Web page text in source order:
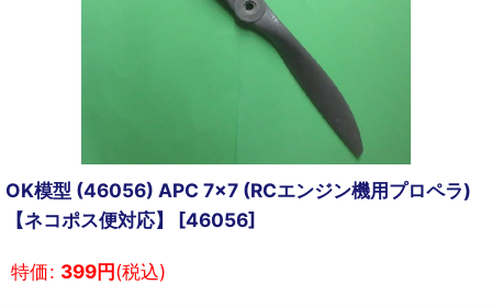
OK模型 (46056) APC 7x7 (RCエンジン機用プロペラ)
【ネコポス便対応】 [46056]
特価: 399円(税込)